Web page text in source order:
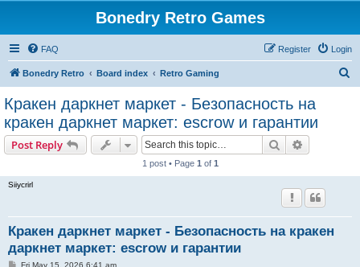
Bonedry Retro Games
FAQ Login
Register
Bonedry Retro Board index Retro Gaming
Кракен даркнет маркет - Безопасность на
кракен даркнет маркет: escrow и гарантии
Post Reply Search
1 post • Page 1 of 1
Siiycrirl
Кракен даркнет маркет - Безопасность на кракен
даркнет маркет: escrow и гарантии
PFri May 15, 2026 6:41 am